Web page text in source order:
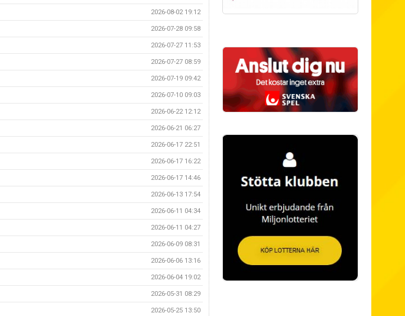
2026-08-02 19:12
2026-07-28 09:58
2026-07-27 11:53
2026-07-27 08:59
2026-07-19 09:42
2026-07-10 09:03
2026-06-22 12:12
2026-06-21 06:27
2026-06-17 22:51
2026-06-17 16:22
2026-06-17 14:46
2026-06-13 17:54
2026-06-11 04:34
2026-06-11 04:27
2026-06-09 08:31
2026-06-06 13:16
2026-06-04 19:02
2026-05-31 08:29
2026-05-25 13:50